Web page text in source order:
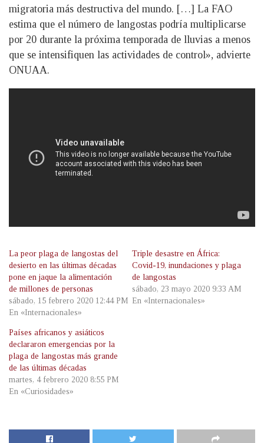
migratoria más destructiva del mundo. […] La FAO
estima que el número de langostas podría multiplicarse
por 20 durante la próxima temporada de lluvias a menos
que se intensifiquen las actividades de control», advierte
ONUAA.
La peor plaga de langostas del
desierto en las últimas décadas
pone en jaque la alimentación
de millones de personas
sábado, 15 febrero 2020 12:44 PM
En «Internacionales»
Triple desastre en África:
Covid-19, inundaciones y plaga
de langostas
sábado, 23 mayo 2020 9:33 AM
En «Internacionales»
Países africanos y asiáticos
declararon emergencias por la
plaga de langostas más grande
de las últimas décadas
martes, 4 febrero 2020 8:55 PM
En «Curiosidades»